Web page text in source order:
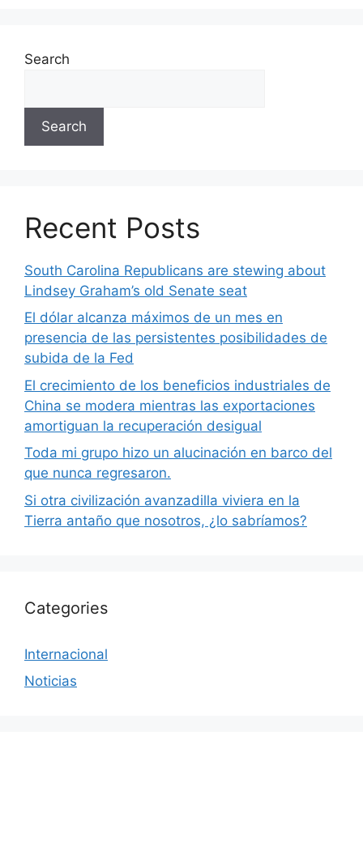
Search
Search
Recent Posts
South Carolina Republicans are stewing about
Lindsey Graham’s old Senate seat
El dólar alcanza máximos de un mes en
presencia de las persistentes posibilidades de
subida de la Fed
El crecimiento de los beneficios industriales de
China se modera mientras las exportaciones
amortiguan la recuperación desigual
Toda mi grupo hizo un alucinación en barco del
que nunca regresaron.
Si otra civilización avanzadilla viviera en la
Tierra antaño que nosotros, ¿lo sabríamos?
Categories
Internacional
Noticias